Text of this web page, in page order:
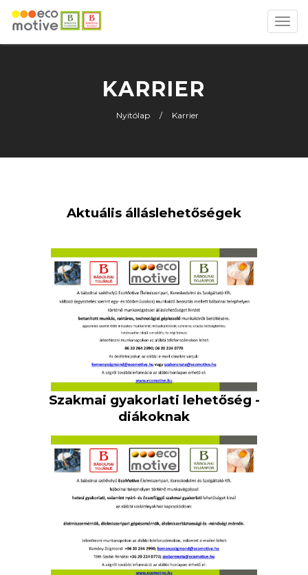
KARRIER
Nyitólap Karrier
Aktuális álláslehetőségek
Szakmai gyakorlati lehetőség -
diákoknak